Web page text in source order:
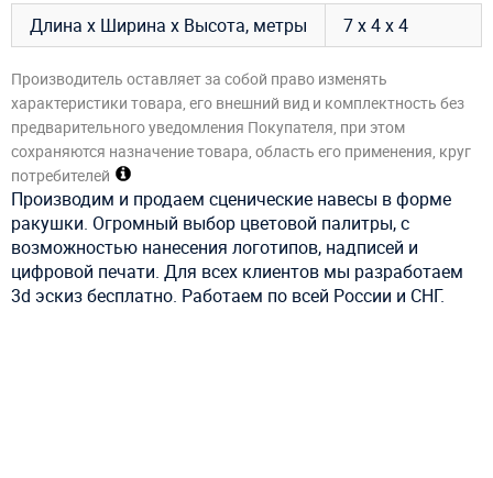
Длина х Ширина х Высота, метры
7 х 4 х 4
Производитель оставляет за собой право изменять
характеристики товара, его внешний вид и комплектность без
предварительного уведомления Покупателя, при этом
сохраняются назначение товара, область его применения, круг
потребителей
Производим и продаем сценические навесы в форме
ракушки. Огромный выбор цветовой палитры, с
возможностью нанесения логотипов, надписей и
цифровой печати. Для всех клиентов мы разработаем
3d эскиз бесплатно. Работаем по всей России и СНГ.